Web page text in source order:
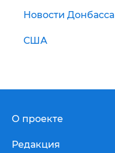
Новости Донбасса
США
О проекте
Редакция